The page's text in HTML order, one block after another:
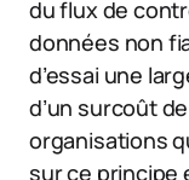
du flux de
données non
d’essai une
d’un surcoût
organisations
sur ce principe